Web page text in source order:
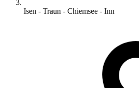
Isen - Traun - Chiemsee - Inn